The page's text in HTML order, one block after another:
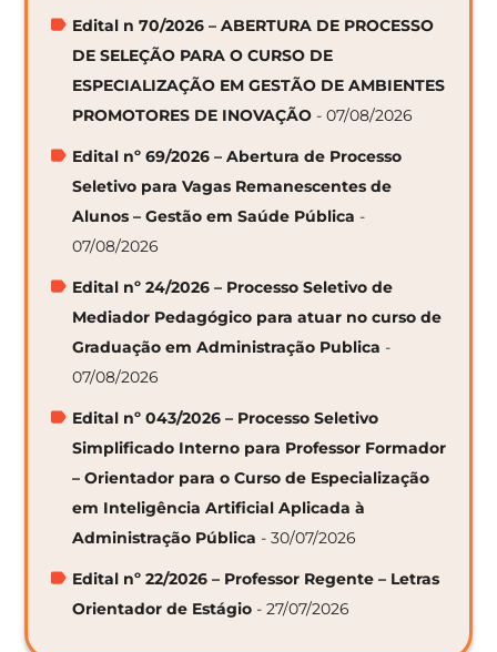
Edital n 70/2026 – ABERTURA DE PROCESSO
DE SELEÇÃO PARA O CURSO DE
ESPECIALIZAÇÃO EM GESTÃO DE AMBIENTES
PROMOTORES DE INOVAÇÃO - 07/08/2026
Edital nº 69/2026 – Abertura de Processo
Seletivo para Vagas Remanescentes de
Alunos – Gestão em Saúde Pública -
07/08/2026
Edital nº 24/2026 – Processo Seletivo de
Mediador Pedagógico para atuar no curso de
Graduação em Administração Publica -
07/08/2026
Edital nº 043/2026 – Processo Seletivo
Simplificado Interno para Professor Formador
– Orientador para o Curso de Especialização
em Inteligência Artificial Aplicada à
Administração Pública - 30/07/2026
Edital nº 22/2026 – Professor Regente – Letras
Orientador de Estágio - 27/07/2026